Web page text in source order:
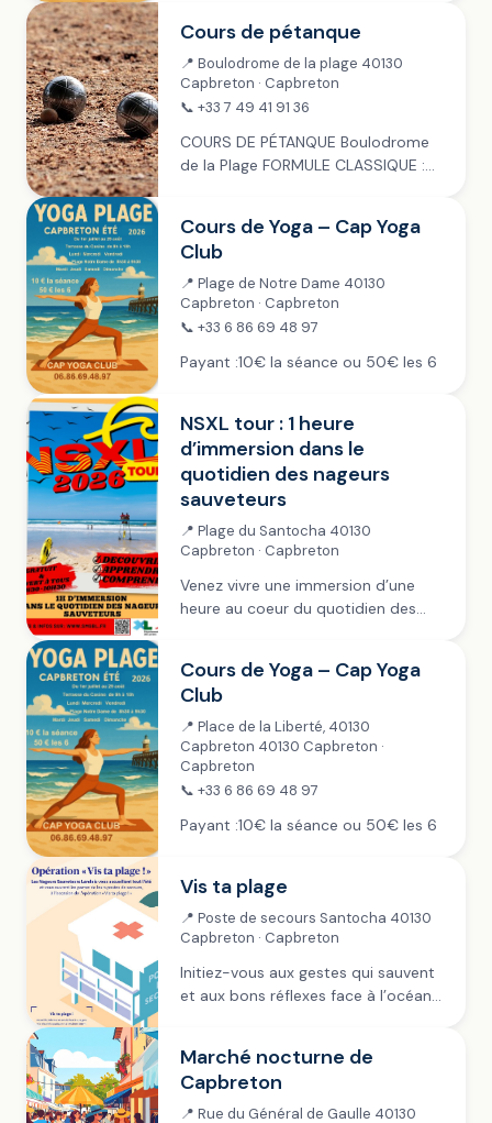
Cours de pétanque
📍 Boulodrome de la plage 40130
Capbreton · Capbreton
📞 +33 7 49 41 91 36
COURS DE PÉTANQUE Boulodrome
de la Plage FORMULE CLASSIQUE :
à 15h Payant : 4 €...
Cours de Yoga – Cap Yoga
Club
📍 Plage de Notre Dame 40130
Capbreton · Capbreton
📞 +33 6 86 69 48 97
Payant :10€ la séance ou 50€ les 6
NSXL tour : 1 heure
d’immersion dans le
quotidien des nageurs
sauveteurs
📍 Plage du Santocha 40130
Capbreton · Capbreton
Venez vivre une immersion d’une
heure au coeur du quotidien des
découvrirez les fondamentaux de la
sécurité et de la surveillance...
Cours de Yoga – Cap Yoga
Club
📍 Place de la Liberté, 40130
Capbreton 40130 Capbreton ·
Capbreton
📞 +33 6 86 69 48 97
Payant :10€ la séance ou 50€ les 6
Vis ta plage
📍 Poste de secours Santocha 40130
Capbreton · Capbreton
Initiez-vous aux gestes qui sauvent
et aux bons réflexes face à l’océan
capbreton.festik.net
Marché nocturne de
Capbreton
📍 Rue du Général de Gaulle 40130